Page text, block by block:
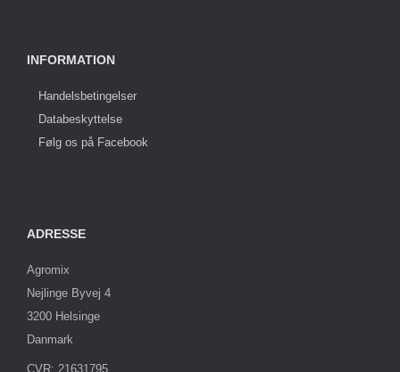
INFORMATION
Handelsbetingelser
Databeskyttelse
Følg os på Facebook
ADRESSE
Agromix
Nejlinge Byvej 4
3200 Helsinge
Danmark
CVR: 21631795